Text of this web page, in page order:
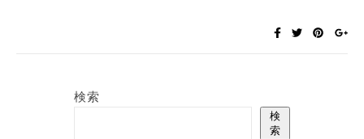
検索
検
索